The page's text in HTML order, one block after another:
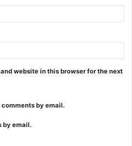
website in this browser for the next
by email.
by email.